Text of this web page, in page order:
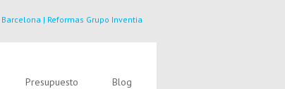
| Reformas Grupo Inventia
Presupuesto Blog